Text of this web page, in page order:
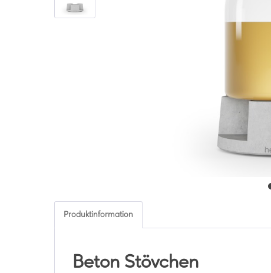
Produktinformation
Beton Stövchen